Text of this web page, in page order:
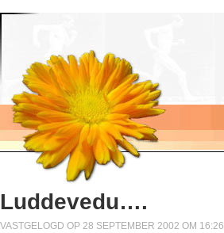
Luddevedu….
VASTGELOGD OP 28 SEPTEMBER 2002 OM 16:26